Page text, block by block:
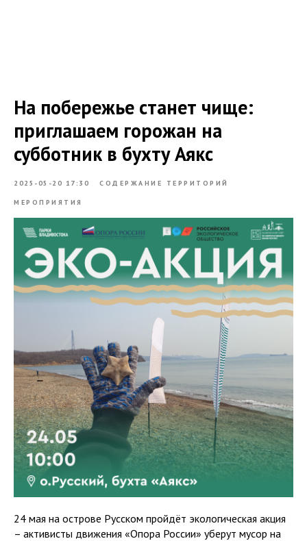
На побережье станет чище:
приглашаем горожан на
субботник в бухту Аякс
2025-05-20 17:30 СОДЕРЖАНИЕ ТЕРРИТОРИЙ
МЕРОПРИЯТИЯ
24 мая на острове Русском пройдёт экологическая акция
– активисты движения «Опора России» уберут мусор на